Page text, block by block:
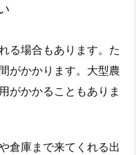
る場合もあります。た
がかかります。大型農
がかかることもありま
倉庫まで来てくれる出